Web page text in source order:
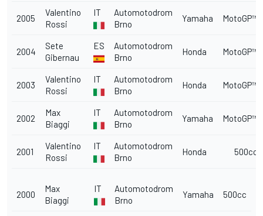
2005
Valentino
Rossi
IT
Automotodrom
Brno
Yamaha MotoGP™
2004
Sete
Gibernau
ES
Automotodrom
Brno
Honda MotoGP™
2003
Valentino
Rossi
IT
Automotodrom
Brno
Honda MotoGP™
2002
Max
Biaggi
IT
Automotodrom
Brno
Yamaha MotoGP™
2001
Valentino
Rossi
IT
Automotodrom
Brno
Honda 500cc
2000
Max
Biaggi
IT
Automotodrom
Brno
Yamaha 500cc